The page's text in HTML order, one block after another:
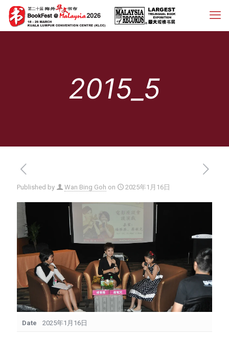
2015_5
Published by Wan Bing Goh on 2025年1月16日
Date 2025年1月16日